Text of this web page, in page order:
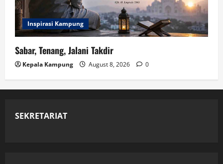
Inspirasi Kampung
Sabar, Tenang, Jalani Takdir
Kepala Kampung August 8, 2026 0
SEKRETARIAT